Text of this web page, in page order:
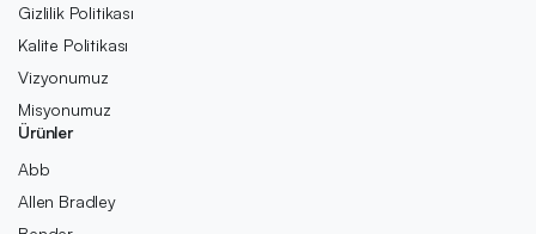
Gizlilik Politikası
Kalite Politikası
Vizyonumuz
Misyonumuz
Ürünler
Abb
Allen Bradley